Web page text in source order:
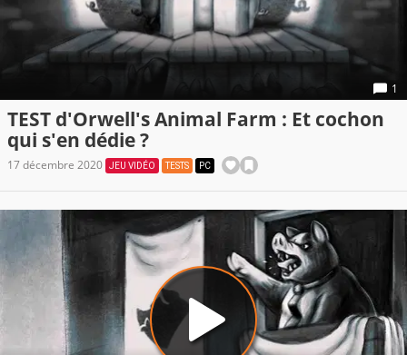
1
TEST d'Orwell's Animal Farm : Et cochon
qui s'en dédie ?
17 décembre 2020 JEU VIDÉO TESTS PC